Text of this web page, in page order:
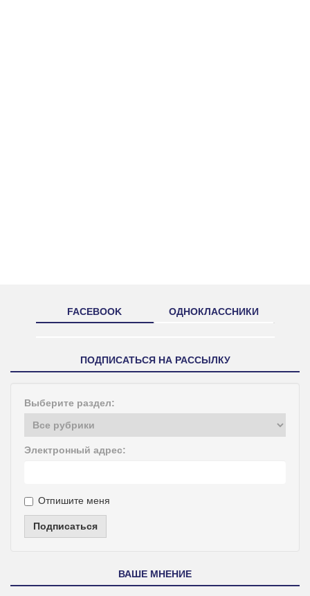
FACEBOOK ОДНОКЛАССНИКИ
ПОДПИСАТЬСЯ НА РАССЫЛКУ
Выберите раздел:
Электронный адрес:
Отпишите меня
Подписаться
ВАШЕ МНЕНИЕ